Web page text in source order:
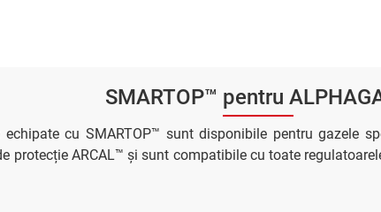
SMARTOP™ pentru
echipate cu SMARTOP™ sunt disponibile pentru gazele
protecție ARCAL™ și sunt compatibile cu toate